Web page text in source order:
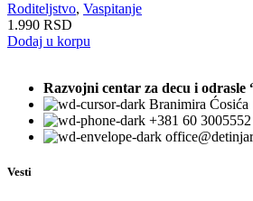
Roditeljstvo, Vaspitanje
1.990 RSD
Dodaj u korpu
Razvojni centar za decu i odrasle
Branimira
+381 60 3005552
Vesti